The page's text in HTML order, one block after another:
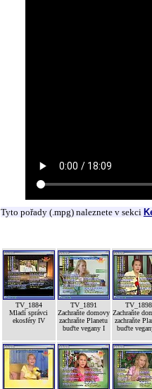
Tyto pořady (.mpg) naleznete v sekci
TV_1884
Mladí správci
ekosféry IV
TV_1891
Zachraňte domovy
zachraňte Planetu
buďte vegany I
TV_1898
Zachraňte
zachraňte
buďte